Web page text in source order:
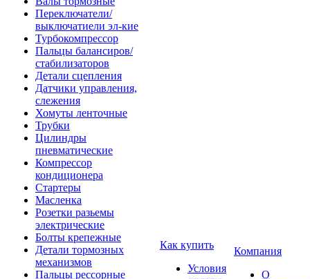
Переключатели/
выключатиели эл-кие
Турбокомпрессор
Пальцы балансиров/
стабилизаторов
Детали сцепления
Датчики управления,
слежения
Хомуты ленточные
Трубки
Цилиндры
пневматические
Компрессор
кондиционера
Стартеры
Масленка
Розетки разьемы
электрические
Болты крепежные
Детали тормозных
механизмов
Пальцы рессорные
Как купить
Условия
Компания
О